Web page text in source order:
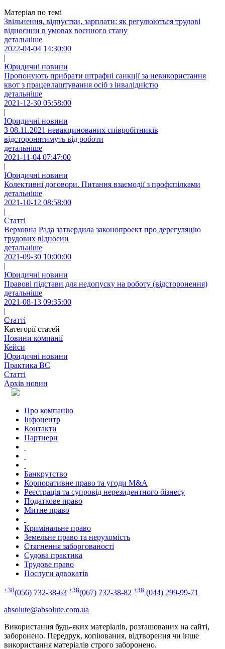
Матеріал по темі
Звільнення, відпустки, зарплати: як регулюються трудові
відносини в умовах воєнного стану
детальніше
2022-04-04 14:30:00
|
Юридичні новини
Пропонують прибрати штрафні санкції за невикористання
квот з працевлаштування осіб з інвалідністю
детальніше
2021-12-30 05:58:00
|
Юридичні новини
З 08.11.2021 невакцинованих співробітників
відсторонятимуть від роботи
детальніше
2021-11-04 07:47:00
|
Юридичні новини
Колективні договори. Питання взаємодії з профспілками
детальніше
2021-10-12 08:58:00
|
Статті
Верховна Рада затвердила законопроект про дерегуляцію
трудових відносин
детальніше
2021-09-30 10:00:00
|
Юридичні новини
Правові підстави для недопуску на роботу (відсторонення)
детальніше
2021-08-13 09:35:00
|
Статті
Категорії статей
Новини компанії
Кейси
Юридичні новини
Практика ВС
Статті
Архів новин
Про компанію
Інфоцентр
Контакти
Партнери
Банкрутство
Корпоративне право та угоди M&A
Реєстрація та супровід нерезидентного бізнесу
Податкове право
Митне право
Кримінальне право
Земельне право та нерухомість
Стягнення заборгованості
Судова практика
Трудове право
Послуги адвокатів
+38(056) 732-38-63 +38(067) 732-38-82 +38 (044) 299-99-71
absolute@absolute.com.ua
Використання будь-яких матеріалів, розташованих на сайті,
заборонено. Передрук, копіювання, відтворення чи інше
використання матеріалів строго заборонено.